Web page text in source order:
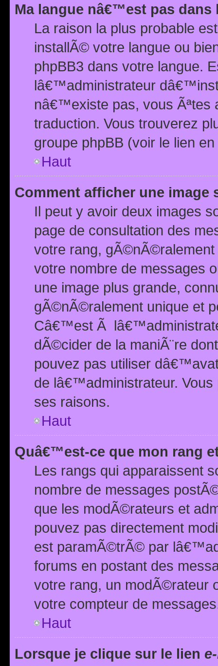
Ma langue nâ€™est pas dans
La raison la plus probable
installÃ© votre langue ou
phpBB3 dans votre langue.
lâ€™administrateur
nâ€™existe pas, vous Ãªtes
traduction. Vous trouverez
groupe phpBB (voir le lien
Haut
Comment afficher une image
Il peut y avoir deux images
page de consultation des
votre rang,
votre nombre de messages
une image plus grande,
gÃ©nÃ©ralement unique et
Câ€™est Ã
dÃ©cider de la maniÃ¨re
pouvez pas utiliser
de lâ€™administrateur.
ses raisons.
Haut
Quâ€™est-ce que mon rang
Les rangs qui apparaissent
nombre de messages
que les modÃ©rateurs et
pouvez pas directement
est paramÃ©trÃ© par
forums en postant des
votre rang, un modÃ©rateur
votre compteur de
Haut
Lorsque je clique sur le lien